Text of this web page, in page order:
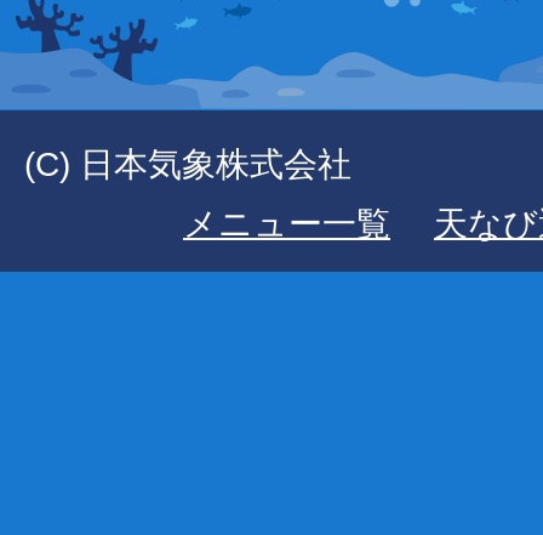
(C) 日本気象株式会社
メニュー一覧
天な